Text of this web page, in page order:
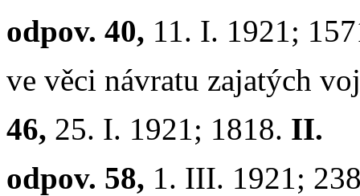
odpov. 40, 11. I. 1921;
ve věci návratu zajatých
46, 25. I. 1921; 1818. II.
odpov. 58, 1. III. 1921;